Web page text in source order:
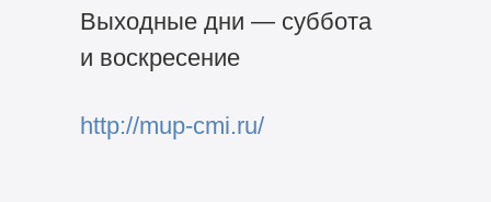
Выходные дни — суббота
и воскресение
http://mup-cmi.ru/